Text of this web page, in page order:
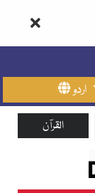
اردو
القرآن